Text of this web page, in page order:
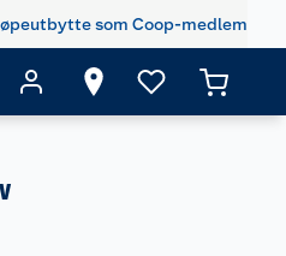
som Coop-medlem